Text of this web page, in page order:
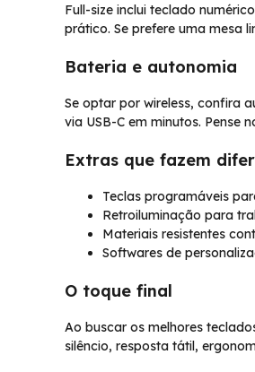
Full-size inclui teclado
prático. Se prefere uma mesa
Bateria e autonomia
Se optar por wireless, confira
via USB-C em minutos. Pense
Extras que fazem
Teclas programáveis
Retroiluminação para
Materiais resistentes
Softwares de
O toque final
Ao buscar os melhores
silêncio, resposta tátil,